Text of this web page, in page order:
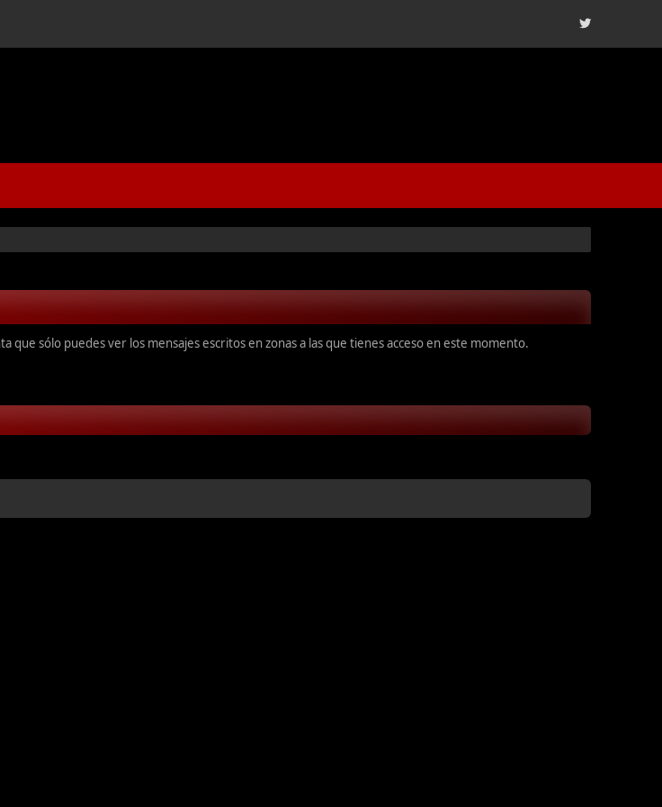
sólo puedes ver los mensajes escritos en zonas a las que tienes acceso en este momento.